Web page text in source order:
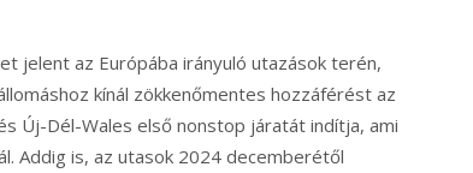
jelent az Európába irányuló utazások terén,
kínál zökkenőmentes hozzáférést az
Új-Dél-Wales első nonstop járatát indítja, ami
Addig is, az utasok 2024 decemberétől